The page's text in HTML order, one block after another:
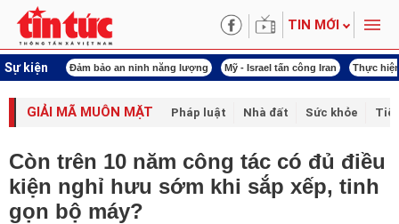
TIN MỚI
Sự kiện
khóa XVI Đảm bảo an ninh năng lượng Mỹ - Israel tấn công Iran Thực
GIẢI MÃ MUÔN MẶT Pháp luật Nhà đất Sức khỏe
Còn trên 10 năm công tác có đủ điều
kiện nghỉ hưu sớm khi sắp xếp, tinh
gọn bộ máy?